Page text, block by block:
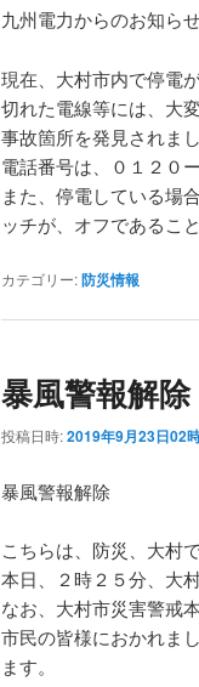
九州電力からのお知らせ
現在、大村市内で停電
切れた電線等には、大
事故箇所を発見されま
電話番号は、０１２０
また、停電している場
ッチが、オフであるこ
カテゴリー:防災情報
暴風警報解除
投稿日時:2019年9月23日02
暴風警報解除
こちらは、防災、大村で
本日、２時２５分、大
なお、大村市災害警戒
市民の皆様におかれま
ます。